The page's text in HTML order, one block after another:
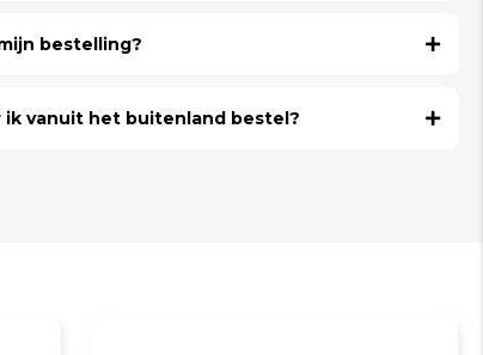
bestelling?
vanuit het buitenland bestel?